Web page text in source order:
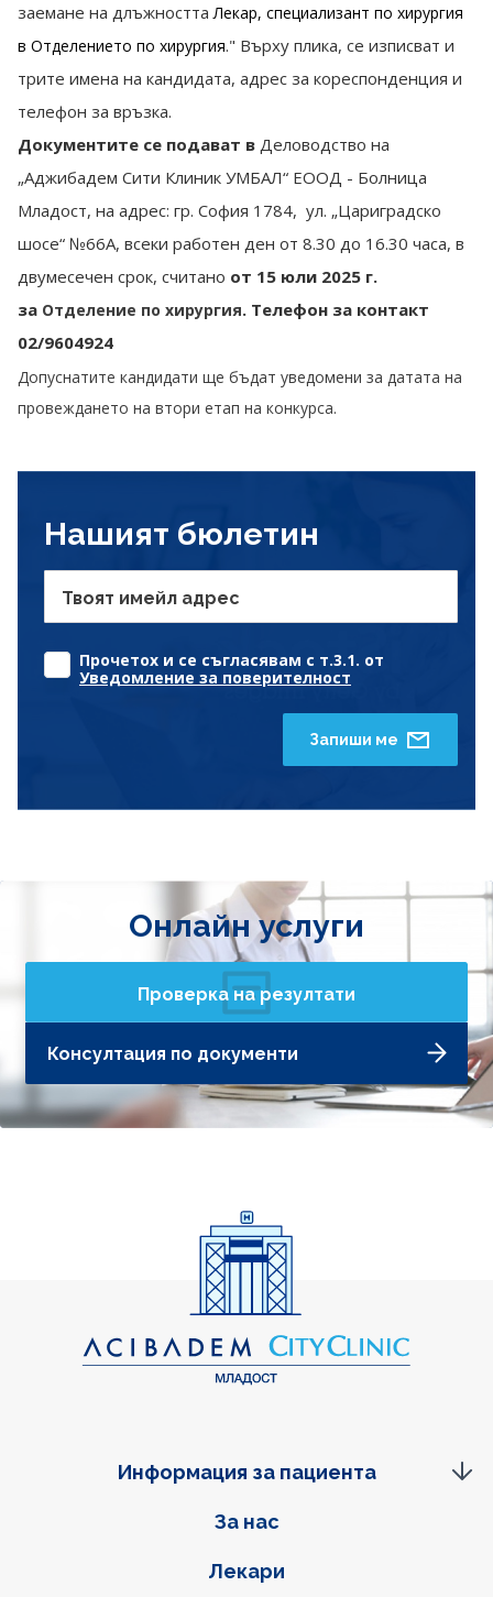
заемане на длъжносттаЛекар, специализант по хирургия
в Отделението по хирургия." Върху плика, се изписват и
трите имена на кандидата, адрес за кореспонденция и
телефон за връзка.
Документите се подават в Деловодство на
„Аджибадем Сити Клиник УМБАЛ“ ЕООД - Болница
Младост, на адрес: гр. София 1784, ул. „Цариградско
шосе“ №66А, всеки работен ден от 8.30 до 16.30 часа, в
двумесечен срок, считано от 15 юли 2025 г.
за Отделение по хирургия. Телефон за контакт
02/9604924
Допуснатите кандидати ще бъдат уведомени за датата на
провеждането на втори етап на конкурса.
Нашият бюлетин
Твоят имейл адрес
Прочетох и се съгласявам с т.3.1. от
Уведомление за поверителност
Запиши ме
Онлайн услуги
Проверка на резултати
Консултация по документи
Фуутер навигация
За нас
Лекари
Информация за пациента